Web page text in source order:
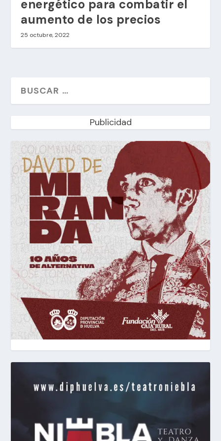
energético para combatir el
aumento de los precios
25 octubre, 2022
Publicidad